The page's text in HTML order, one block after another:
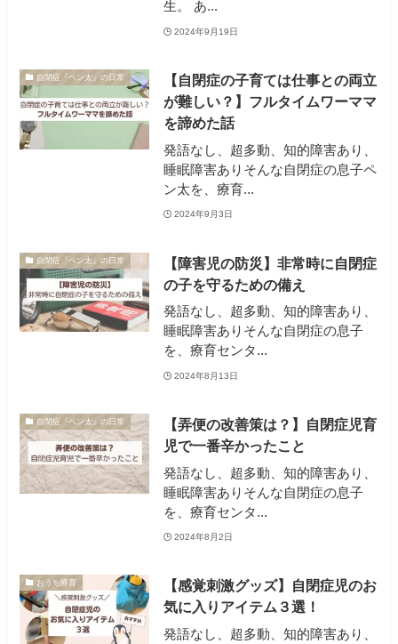
生。 あ...
2024年9月19日
自閉症『ペン太』の日常
【自閉症の子育ては仕事との両立
が難しい？】フルタイムワーママ
を諦めた話
発語なし、超多動、知的障害あり、
睡眠障害ありそんな自閉症の息子ペ
ン太を、療育...
2024年9月3日
自閉症『ペン太』の日常
【障害児の防災】非常時に自閉症
の子を守るための備え
発語なし、超多動、知的障害あり、
睡眠障害ありそんな自閉症の息子
を、療育センタ...
2024年8月13日
自閉症『ペン太』の日常
【弄便の改善策は？】自閉症児育
児で一番辛かったこと
発語なし、超多動、知的障害あり、
睡眠障害ありそんな自閉症の息子
を、療育センタ...
2024年8月2日
おうち療育
【感覚刺激グッズ】自閉症児のお
気に入りアイテム３選！
発語なし、超多動、知的障害あり、